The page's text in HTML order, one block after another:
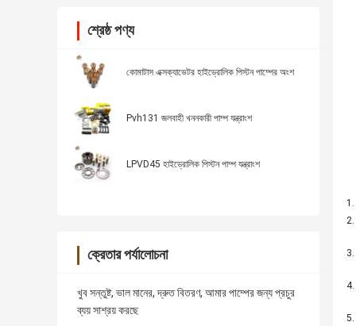
শ্রেষ্ঠ পণ্য
কোমাটাস এক্সক্যাভেটর হাইড্রোলিক পিস্টন পাম্পের অংশ
Pvh131 জলবাহী খননকারী পাম্প যন্ত্রাংশ
LPVD45 হাইড্রোলিক পিস্টন পাম্প যন্ত্রাংশ
ক্রেতার পর্যালোচনা
খুব সন্তুষ্ট, ভাল মানের, দ্রুত বিতরণ, আমার পাম্পের জন্য প্রচুর
ব্যয় সাশ্রয় করছে